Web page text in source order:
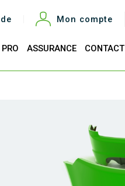
Mon compte
PRO ASSURANCE CONTACT